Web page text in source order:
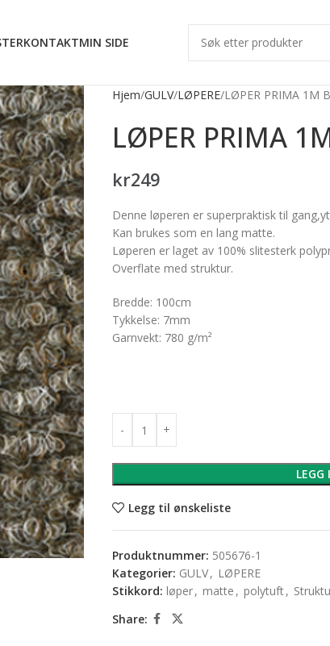
KONTAKTMIN SIDE
Hjem GULV LØPERE LØPER PRIMA 1M
LØPER PRIMA
kr249
Denne løperen er superpraktisk til
Kan brukes som en lang matte.
Løperen er laget av 100% slitesterk
Overflate med struktur.
Bredde: 100cm
Tykkelse: 7mm
Garnvekt: 780 g/m²
LEGG
Legg til ønskeliste
Produktnummer: 505676-1
Kategorier: GULV, LØPERE
Stikkord: løper, matte , polytuft,
Share: